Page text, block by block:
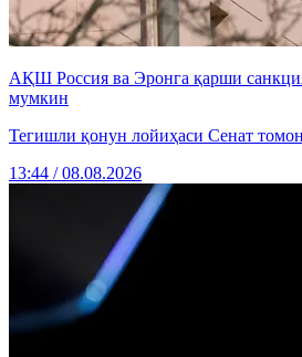
АҚШ Россия ва Эронга қарши
мумкин
Тегишли қонун лойиҳаси Сенат
13:44 / 08.08.2026